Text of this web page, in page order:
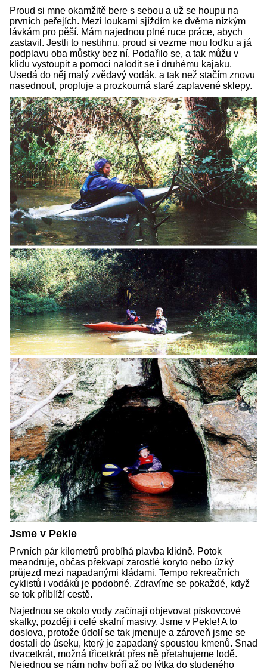
Proud si mne okamžitě bere s sebou a už se houpu na
prvních peřejích. Mezi loukami sjíždím ke dvěma nízkým
lávkám pro pěší. Mám najednou plné ruce práce, abych
zastavil. Jestli to nestihnu, proud si vezme mou loďku a já
podplavu oba můstky bez ní. Podařilo se, a tak můžu v
klidu vystoupit a pomoci nalodit se i druhému kajaku.
Usedá do něj malý zvědavý vodák, a tak než stačím znovu
nasednout, propluje a prozkoumá staré zaplavené sklepy.
Jsme v Pekle
Prvních pár kilometrů probíhá plavba klidně. Potok
meandruje, občas překvapí zarostlé koryto nebo úzký
průjezd mezi napadanými kládami. Tempo rekreačních
cyklistů i vodáků je podobné. Zdravíme se pokaždé, když
se tok přiblíží cestě.
Najednou se okolo vody začínají objevovat pískovcové
skalky, později i celé skalní masivy. Jsme v Pekle! A to
doslova, protože údolí se tak jmenuje a zároveň jsme se
dostali do úseku, který je zapadaný spoustou kmenů. Snad
dvacetkrát, možná třicetkrát přes ně přetahujeme lodě.
Nejednou se nám nohy boří až po lýtka do studeného